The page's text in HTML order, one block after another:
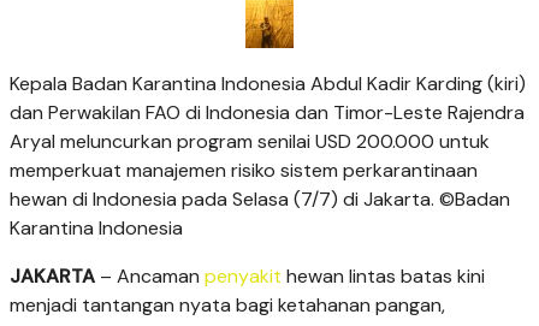
Kepala Badan Karantina Indonesia Abdul Kadir Karding (kiri)
dan Perwakilan FAO di Indonesia dan Timor-Leste Rajendra
Aryal meluncurkan program senilai USD 200.000 untuk
memperkuat manajemen risiko sistem perkarantinaan
hewan di Indonesia pada Selasa (7/7) di Jakarta. ©️Badan
Karantina Indonesia
JAKARTA – Ancaman penyakit hewan lintas batas kini
menjadi tantangan nyata bagi ketahanan pangan,